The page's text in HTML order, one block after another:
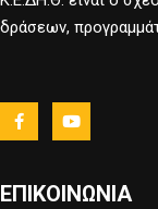
δράσεων,
ΕΠΙΚΟΙΝΩΝΙΑ